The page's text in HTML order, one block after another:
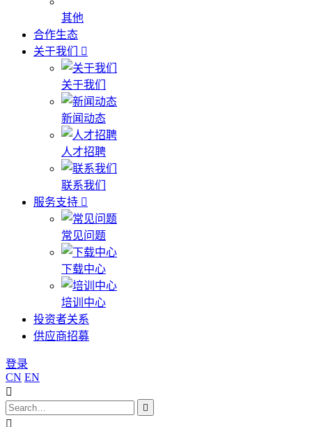
其他
合作生态
关于我们
关于我们
新闻动态
人才招聘
联系我们
服务支持
常见问题
下载中心
培训中心
投资者关系
供应商招募
登录
CN EN